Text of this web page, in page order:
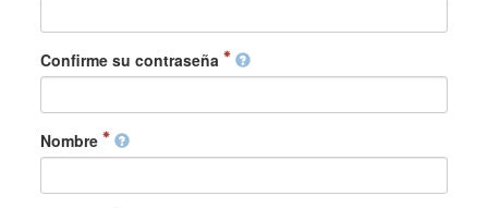
Confirme su contraseña
Nombre